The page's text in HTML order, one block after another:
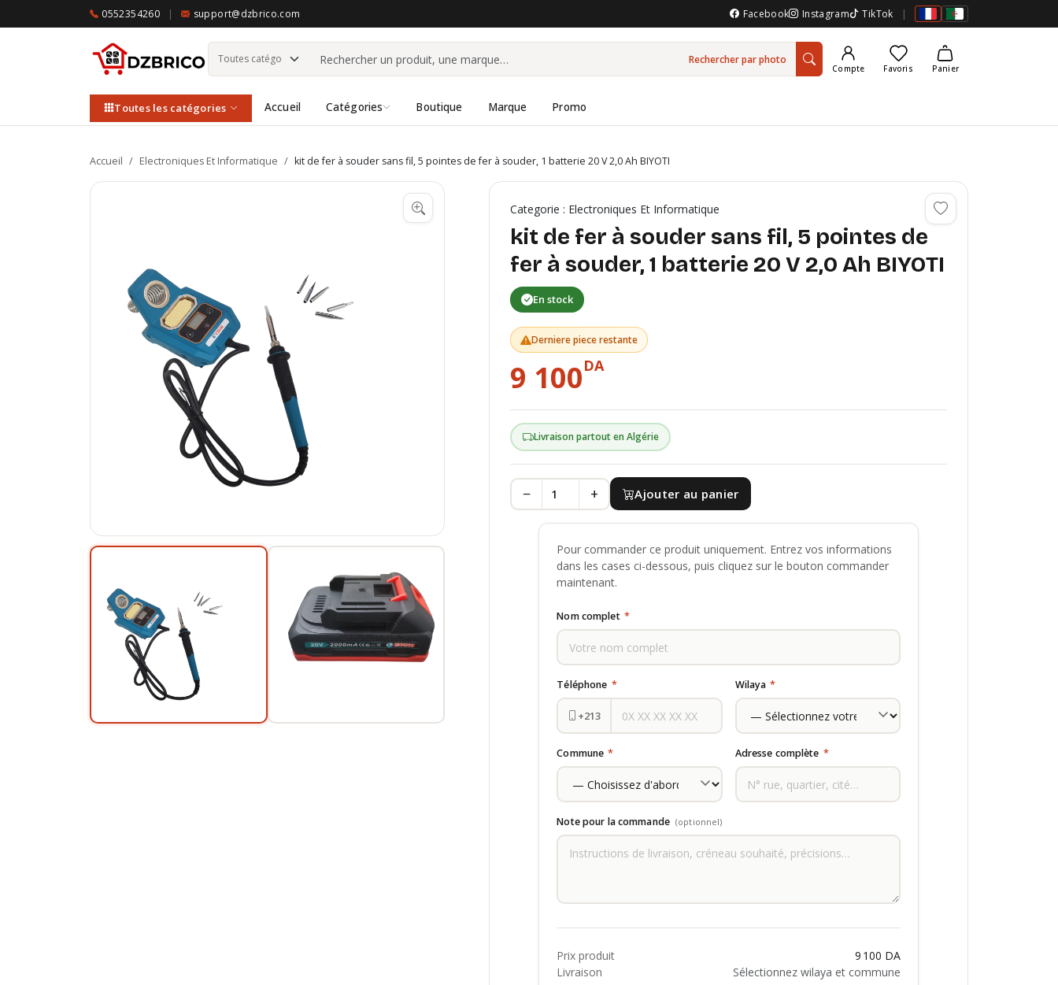
0552354260 | support@dzbrico.com Facebook Instagram TikTok |
Rechercher par photo
Compte Favoris Panier
Toutes les catégories Accueil Catégories Boutique Marque Promo
Accueil / Electroniques Et Informatique / kit de fer à souder sans fil, 5 pointes de fer à souder, 1 batterie 20 V 2,0 Ah BIYOTI
Categorie : Electroniques Et Informatique
kit de fer à souder sans fil, 5 pointes de
fer à souder, 1 batterie 20 V 2,0 Ah BIYOTI
En stock
Derniere piece restante
9 100DA
Livraison partout en Algérie
− + Ajouter au panier
Pour commander ce produit uniquement. Entrez vos informations
dans les cases ci-dessous, puis cliquez sur le bouton commander
maintenant.
Nom complet *
Téléphone *
+213
Wilaya *
Commune * Adresse complète *
Note pour la commande (optionnel)
Prix produit
9 100 DA
Livraison
Sélectionnez wilaya et commune